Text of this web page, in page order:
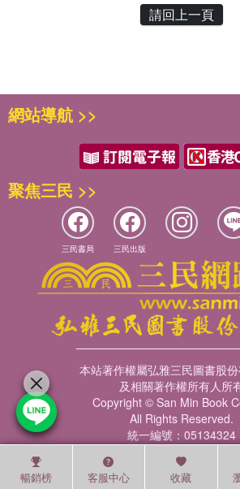
請回上一頁
暢銷榜 客服中心 收藏
網站導航 >>
聚焦三民 >>
三民書局 三民出版
本站著作權屬弘雅三民圖書股
及相關著作權所有人所
Copyright © San Min Book
All Rights Reserved.
統一編號：05134324